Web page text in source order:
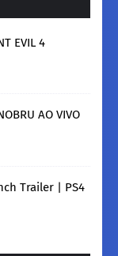
EVIL 4
AO VIVO
Trailer | PS4